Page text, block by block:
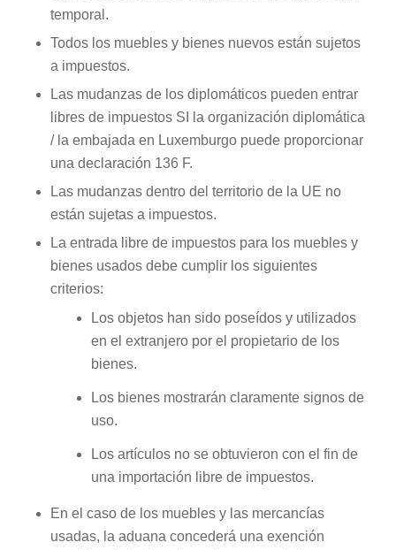
temporal.
Todos los muebles y bienes nuevos están sujetos
a impuestos.
Las mudanzas de los diplomáticos pueden entrar
libres de impuestos SI la organización diplomática
/ la embajada en Luxemburgo puede proporcionar
una declaración 136 F.
Las mudanzas dentro del territorio de la UE no
están sujetas a impuestos.
La entrada libre de impuestos para los muebles y
bienes usados debe cumplir los siguientes
criterios:
Los objetos han sido poseídos y utilizados
en el extranjero por el propietario de los
bienes.
Los bienes mostrarán claramente signos de
uso.
Los artículos no se obtuvieron con el fin de
una importación libre de impuestos.
En el caso de los muebles y las mercancías
usadas, la aduana concederá una exención